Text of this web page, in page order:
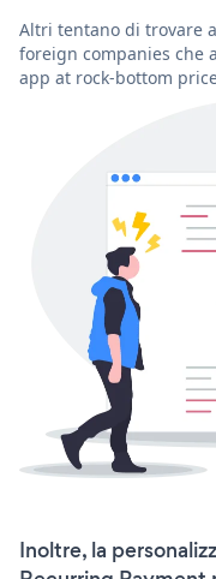
Altri tentano di trovare
foreign companies che
app at rock-bottom
Inoltre, la